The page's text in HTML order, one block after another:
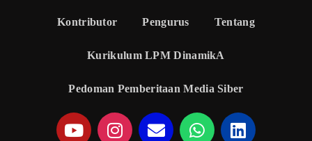
Kontributor Pengurus Tentang
Kurikulum LPM DinamikA
Pedoman Pemberitaan Media Siber